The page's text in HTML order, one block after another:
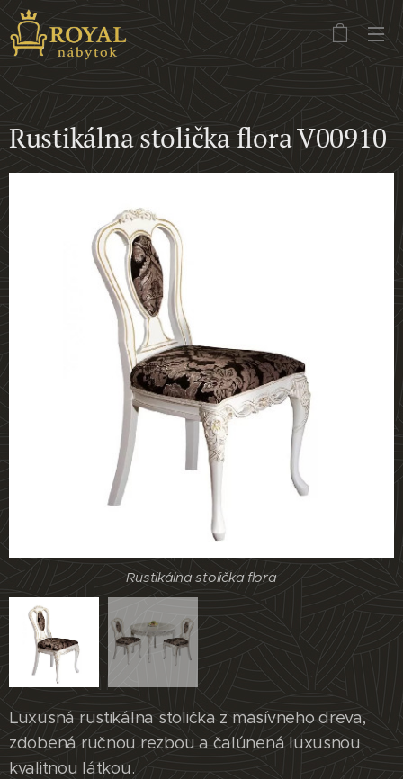
Rustikálna stolička flora V00910
Rustikálna stolička flora
Rustikálna stolička flora
Luxusná rustikálna stolička z masívneho dreva,
zdobená ručnou rezbou a čalúnená luxusnou
kvalitnou látkou.